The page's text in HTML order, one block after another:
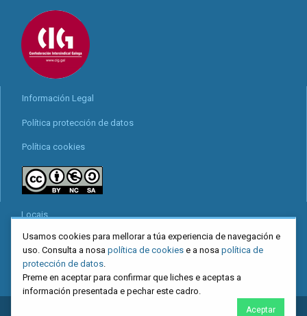
Información Legal
Política protección de datos
Política cookies
Locais
Mapa web
Redes sociais
. Confederación Intersindical Galega - Miguel Ferro Caaveiro
Usamos cookies para mellorar a túa experiencia de navegación e
uso. Consulta a nosa política de cookies e a nosa política de
protección de datos
Preme en aceptar para confirmar que liches e aceptas a
información presentada e pechar este cadro.
Aceptar